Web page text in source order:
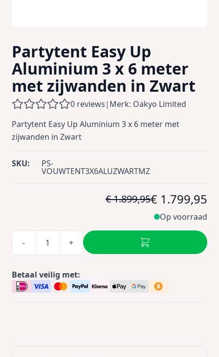
Partytent Easy Up
Aluminium 3 x 6 meter
met zijwanden in Zwart
0 reviews| Merk: Oakyo Limited
Partytent Easy Up Aluminium 3 x 6 meter met
zijwanden in Zwart
SKU: PS-
VOUWTENT3X6ALUZWARTMZ
€ 1.899,95€ 1.799,95
Op voorraad
- +
Betaal veilig met: